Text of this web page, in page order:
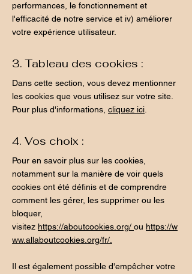
performances, le fonctionnement et
l'efficacité de notre service et iv) améliorer
votre expérience utilisateur.
3. Tableau des cookies :
Dans cette section, vous devez mentionner
les cookies que vous utilisez sur votre site.
Pour plus d'informations, cliquez ici
4. Vos choix :
Pour en savoir plus sur les cookies,
notamment sur la manière de voir quels
cookies ont été définis et de comprendre
comment les gérer, les supprimer ou les
bloquer,
visitez https://aboutcookies.org/ ou https://w
ww.allaboutcookies.org/fr/
Il est également possible d'empêcher votre